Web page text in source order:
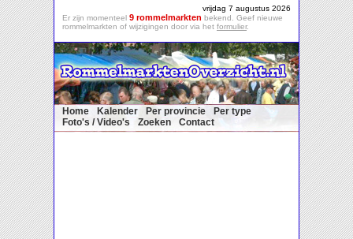
vrijdag 7 augustus 2026
Er zijn momenteel 9 rommelmarkten bekend. Geef nieuwe
rommelmarkten of wijzigingen door via het formulier.
Home Kalender Per provincie
Per type
Foto's / Video's
Zoeken Contact